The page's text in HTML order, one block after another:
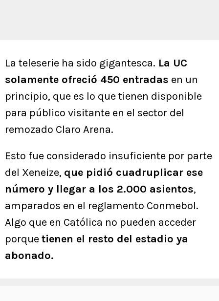
La teleserie ha sido gigantesca. La UC
solamente ofreció 450 entradas en un
principio, que es lo que tienen disponible
para público visitante en el sector del
remozado Claro Arena.
Esto fue considerado insuficiente por parte
del Xeneize, que pidió cuadruplicar ese
número y llegar a los 2.000 asientos,
amparados en el reglamento Conmebol.
Algo que en Católica no pueden acceder
porquetienen el resto del estadio ya
abonado.